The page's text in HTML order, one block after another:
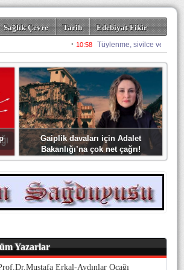
Sağlık-Çevre Tarih
Edebiyat-Fikir
Gaiplik davaları için Adalet
Bakanlığı’na çok net çağrı!
Yazarlar
Erkal-Aydınlar Ocağı